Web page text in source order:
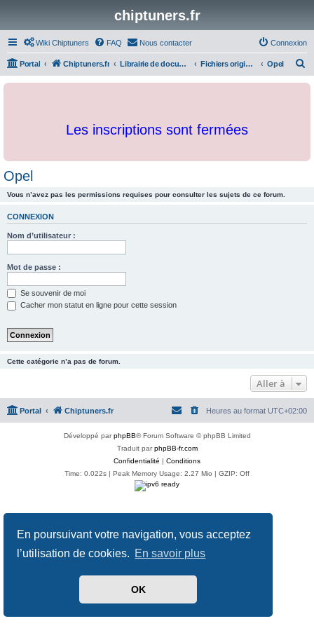
En poursuivant votre navigation, vous acceptez
l’utilisation de cookies. En savoir plus
OK
chiptuners.fr
Wiki Chiptuners FAQ Nous contacter Connexion
Portal Chiptuners.fr Librairie de documents et originaux Fichiers originaux Opel
c
Les inscriptions sont fermées
Opel
Vous n’avez pas les permissions requises pour consulter les sujets de ce forum.
CONNEXION
Nom d’utilisateur :
Mot de passe :
Se souvenir de moi
Cacher mon statut en ligne pour cette session
Cette catégorie n’a pas de forum.
Aller à
Portal Chiptuners.fr Heures au format UTC+02:00
Développé parphpBB® Forum Software © phpBB Limited
Traduit parphpBB-fr.com
Confidentialité | Conditions
Time: 0.022s | Peak Memory Usage: 2.27 Mio | GZIP: Off